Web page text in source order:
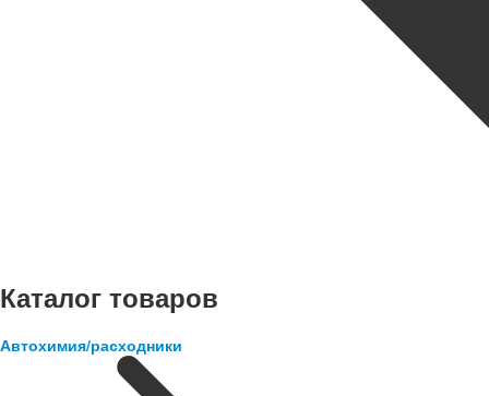
Каталог товаров
Автохимия/расходники